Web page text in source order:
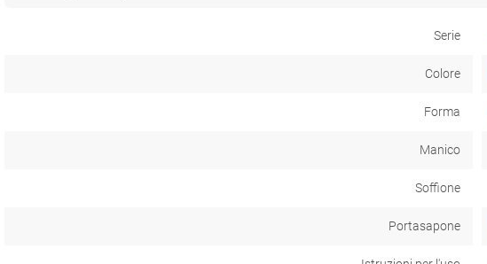
Serie
Colore
Forma
Manico
Soffione
Portasapone